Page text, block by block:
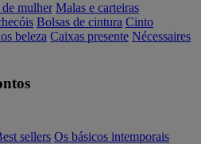
de mulher Malas e carteiras
Bolsas de cintura Cinto
beleza Caixas presente Nécessaires
sellers Os básicos intemporais